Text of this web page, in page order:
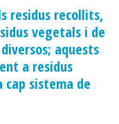
residus recollits,
vegetals i de
aquests
a residus
cap sistema de